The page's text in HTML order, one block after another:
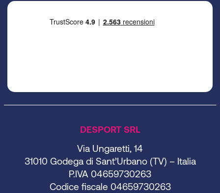
DESPORT SRL
Via Ungaretti, 14
31010 Godega di Sant’Urbano (TV) – Italia
P.IVA 04659730263
Codice fiscale 04659730263